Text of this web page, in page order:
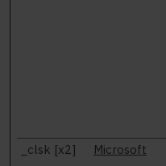
_clsk [x2]
Microsoft